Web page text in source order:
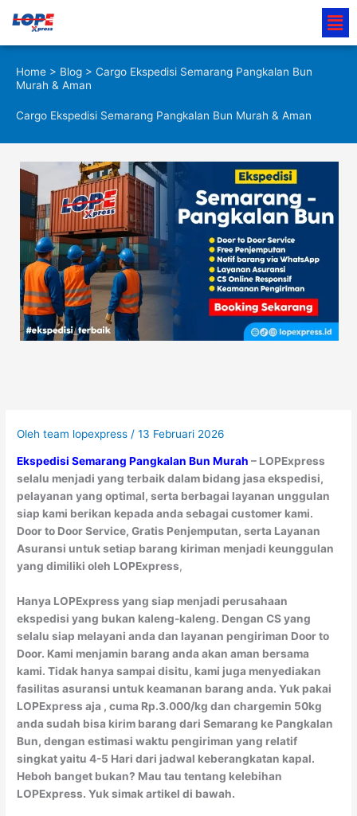
konten
Home > Blog > Cargo Ekspedisi Semarang Pangkalan Bun
Murah & Aman
Cargo Ekspedisi Semarang Pangkalan Bun Murah & Aman
Olehteam lopexpress /13 Februari 2026
Ekspedisi Semarang Pangkalan Bun Murah – LOPExpress
selalu menjadi yang terbaik dalam bidang jasa ekspedisi,
pelayanan yang optimal, serta berbagai layanan unggulan
siap kami berikan kepada anda sebagai customer kami.
Door to Door Service, Gratis Penjemputan, serta Layanan
Asuransi untuk setiap barang kiriman menjadi keunggulan
yang dimiliki oleh LOPExpress,
Hanya LOPExpress yang siap menjadi perusahaan
ekspedisi yang bukan kaleng-kaleng. Dengan CS yang
selalu siap melayani anda dan layanan pengiriman Door to
Door. Kami menjamin barang anda akan aman bersama
kami. Tidak hanya sampai disitu, kami juga menyediakan
fasilitas asuransi untuk keamanan barang anda. Yuk pakai
LOPExpress aja , cuma Rp.3.000/kg dan chargemin 50kg
anda sudah bisa kirim barang dari Semarang ke Pangkalan
Bun, dengan estimasi waktu pengiriman yang relatif
singkat yaitu 4-5 Hari dari jadwal keberangkatan kapal.
Heboh banget bukan? Mau tau tentang kelebihan
LOPExpress. Yuk simak artikel di bawah.